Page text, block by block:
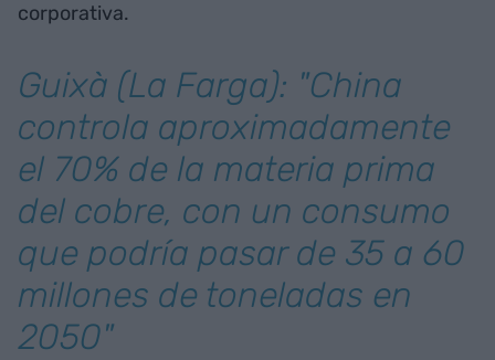
corporativa.
Guixà (La Farga): "China
controla aproximadamente
el 70% de la materia prima
del cobre, con un consumo
que podría pasar de 35 a 60
millones de toneladas en
2050"